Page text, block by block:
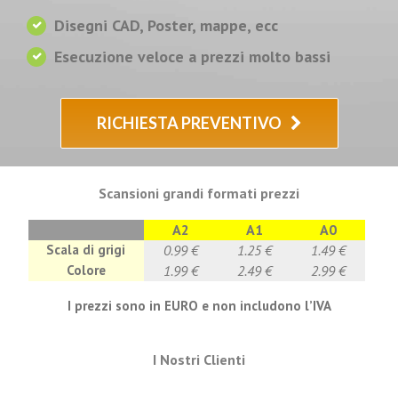
Disegni CAD, Poster, mappe, ecc
Esecuzione veloce a prezzi molto bassi
RICHIESTA PREVENTIVO
Scansioni grandi formati prezzi
A2 A1 A0
Scala di grigi 0.99 € 1.25 € 1.49 €
Colore 1.99 € 2.49 € 2.99 €
I prezzi sono in EURO e non includono l’IVA
I Nostri Clienti